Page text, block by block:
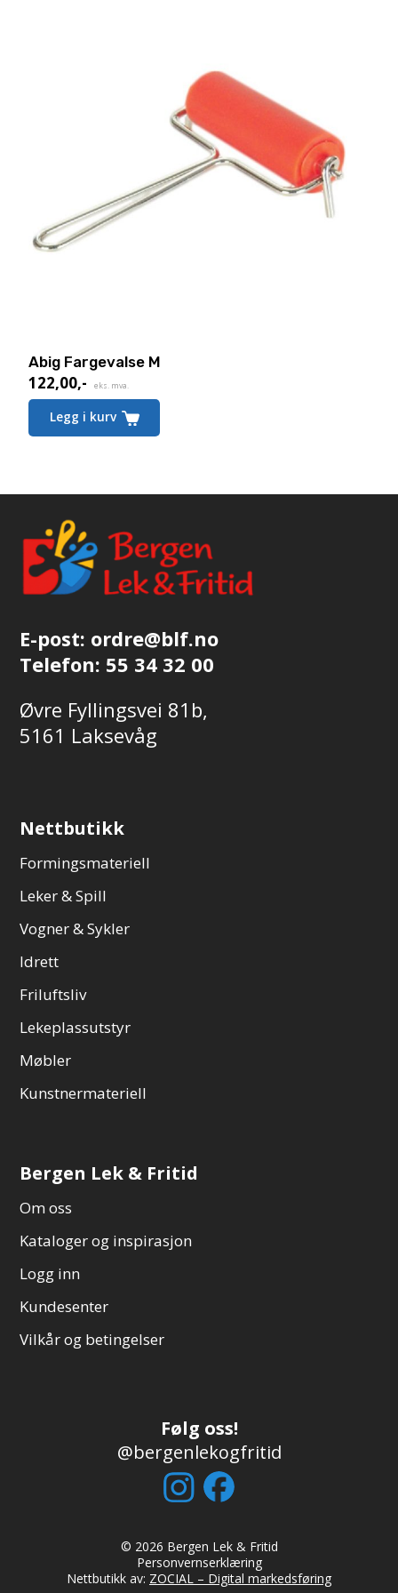
produktsiden
Abig Fargevalse M
122,00,- eks. mva.
Legg i kurv
Dette
har
produktsiden
E-post: ordre@blf.no
Telefon: 55 34 32 00
Øvre Fyllingsvei 81b,
5161 Laksevåg
Nettbutikk
Formingsmateriell
Leker & Spill
Vogner & Sykler
Idrett
Friluftsliv
Lekeplassutstyr
Møbler
Kunstnermateriell
Bergen Lek & Fritid
Om oss
Kataloger og inspirasjon
Logg inn
Kundesenter
Vilkår og betingelser
Følg oss!
@bergenlekogfritid
© 2026 Bergen Lek & Fritid
Personvernserklæring
Nettbutikk av: ZOCIAL – Digital markedsføring